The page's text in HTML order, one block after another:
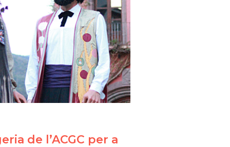
de l’ACGC per a